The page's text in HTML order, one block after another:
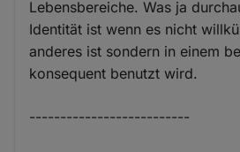
Lebensbereiche. Was ja
Identität ist wenn es nicht
anderes ist sondern in einem
konsequent benutzt wird.
--------------------------